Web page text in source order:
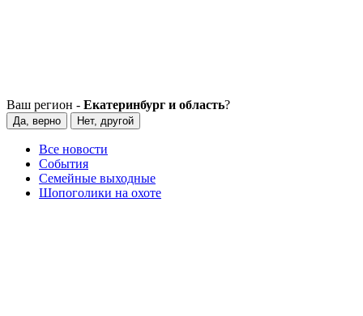
Ваш регион - Екатеринбург и область?
Да, верно Нет, другой
Все новости
События
Семейные выходные
Шопоголики на охоте